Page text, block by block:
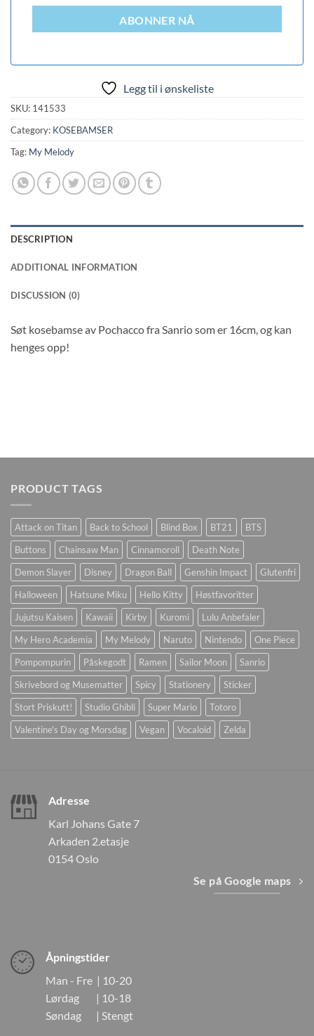
ABONNER NÅ
Legg til i ønskeliste
SKU: 141533
Category: KOSEBAMSER
Tag: My Melody
DESCRIPTION
ADDITIONAL INFORMATION
DISCUSSION (0)
Søt kosebamse av Pochacco fra Sanrio som er 16cm, og kan
henges opp!
PRODUCT TAGS
Attack on Titan Back to School Blind Box BT21
BTS
Buttons
Chainsaw Man Cinnamoroll
Death Note
Demon Slayer
Disney Dragon Ball Genshin Impact
Glutenfri
Halloween
Hatsune Miku Hello Kitty
Høstfavoritter
Jujutsu Kaisen
Kawaii Kirby Kuromi
Lulu Anbefaler
My Hero Academia
My Melody Naruto Nintendo
One Piece
Pompompurin
Påskegodt Ramen Sailor Moon
Sanrio
Skrivebord og Musematter
Spicy Stationery
Sticker
Stort Priskutt!
Studio Ghibli Super Mario
Totoro
Valentine's Day og Morsdag
Vegan Vocaloid Zelda
Adresse
Karl Johans Gate 7
Arkaden 2.etasje
0154 Oslo
Se på Google maps
Åpningstider
Man - Fre | 10-20
Lørdag | 10-18
Søndag | Stengt